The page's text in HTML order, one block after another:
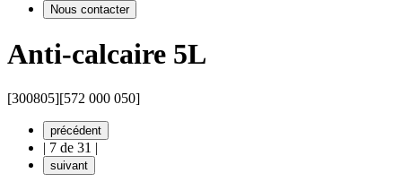
Nous contacter
Anti-calcaire 5L
[300805][572 000 050]
précédent
| 7 de 31 |
suivant